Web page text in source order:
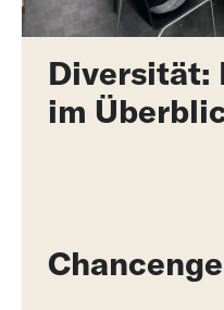
Diversität:
im